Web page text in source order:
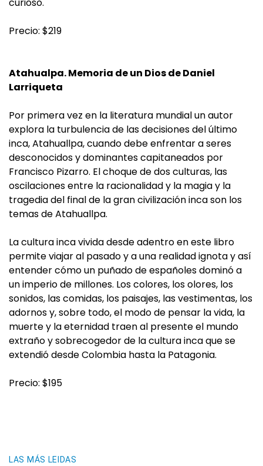
Precio: $219
Atahualpa. Memoria de un Dios de Daniel
Larriqueta
Por primera vez en la literatura mundial un autor
explora la turbulencia de las decisiones del último
inca, Atahuallpa, cuando debe enfrentar a seres
desconocidos y dominantes capitaneados por
Francisco Pizarro. El choque de dos culturas, las
oscilaciones entre la racionalidad y la magia y la
tragedia del final de la gran civilización inca son los
temas de Atahuallpa.
La cultura inca vivida desde adentro en este libro
permite viajar al pasado y a una realidad ignota y así
entender cómo un puñado de españoles dominó a
un imperio de millones. Los colores, los olores, los
sonidos, las comidas, los paisajes, las vestimentas, los
adornos y, sobre todo, el modo de pensar la vida, la
muerte y la eternidad traen al presente el mundo
extraño y sobrecogedor de la cultura inca que se
extendió desde Colombia hasta la Patagonia.
Precio: $195
LAS MÁS LEIDAS